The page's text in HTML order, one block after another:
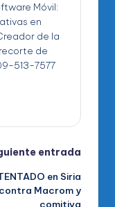
Móvil:
en
de la
de
513-7577
entrada
en Siria
contra Macrom y
comitiva